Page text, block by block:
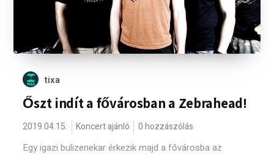
tixa
Őszt indít a fővárosban a Zebrahead!
2019.04.15. Koncert ajánló 0 hozzászólás
Egy igazi bulizenekar érkezik majd a fővárosba az